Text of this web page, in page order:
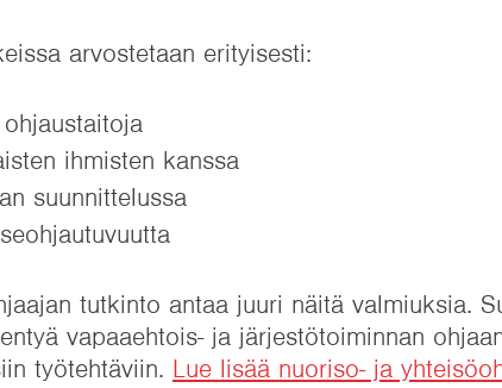
arvostetaan erityisesti:
ihmisten kanssa
suunnittelussa
tutkinto antaa juuri näitä valmiuksia.
vapaaehtois- ja järjestötoiminnan
työtehtäviin. Lue lisää nuoriso- ja